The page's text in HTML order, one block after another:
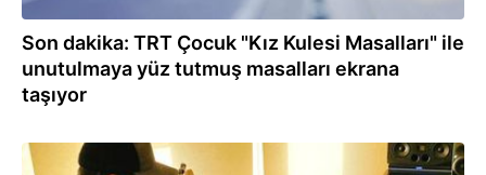
Son dakika: TRT Çocuk "Kız Kulesi Masalları" ile
unutulmaya yüz tutmuş masalları ekrana
taşıyor
27.01.2021